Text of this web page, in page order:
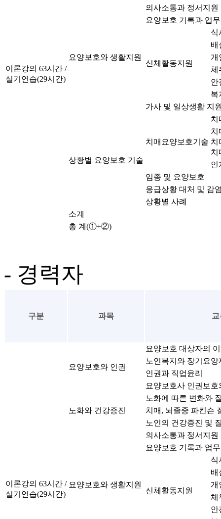
이론강의 63시간 /
실기연습(29시간)
요양보호와 생활지원
의사소통과 정서지원
요양보호 기록과 업
신체활동지원
식
배
개
체
안
복
가사 및 일상생활 지
상황별 요양보호 기술
치매요양보호기술
치
치
치
치
인
임종 및 요양보호
응급상황 대처 및 감
상황별 사례
소계
총 계(①+②)
- 경력자
구분 과목
이론강의 63시간 /
실기연습(29시간)
요양보호와 인권
요양보호 대상자의
노인복지와 장기요양
인권과 직업윤리
요양보호사 인권보
노화와 건강증진
노화에 따른 변화와
치매, 뇌졸중 파킨슨
노인의 건강증진 및
요양보호와 생활지원
의사소통과 정서지원
요양보호 기록과 업
신체활동지원
식
배
개
체
안